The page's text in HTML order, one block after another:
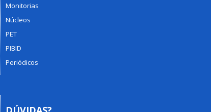
Monitorias
Núcleos
PET
PIBID
Periódicos